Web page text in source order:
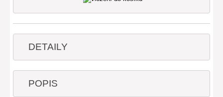
DETAILY
POPIS